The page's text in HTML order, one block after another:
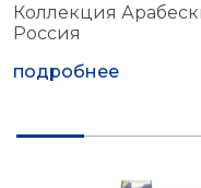
Коллекция
Россия
подробнее